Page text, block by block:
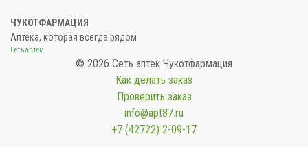
ЧУКОТФАРМАЦИЯ
Аптека, которая всегда рядом
Сеть аптек
© 2026 Сеть аптек Чукотфармация
Как делать заказ
Проверить заказ
info@apt87.ru
+7 (42722) 2-09-17